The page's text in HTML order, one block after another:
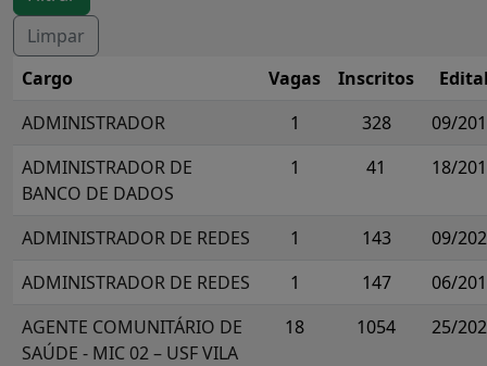
Cargo Vagas Inscritos
ADMINISTRADOR
1 328
09/
ADMINISTRADOR DE
BANCO DE DADOS
1 41 18/
ADMINISTRADOR DE REDES 1 143
09/
ADMINISTRADOR DE REDES
1 147
06/
AGENTE COMUNITÁRIO DE
SAÚDE - MIC 02 – USF VILA
18 1054 25/